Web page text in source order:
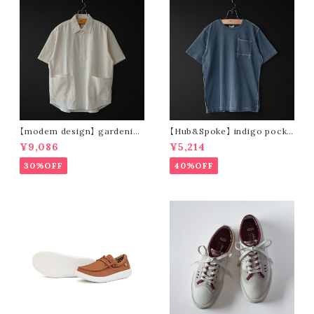
【modem design】 gardenin
g s/s shirt (sand)
¥9,086
30%OFF
【Hub&Spoke】 indigo pocke
t t-shirt (light indigo)
¥5,214
40%OFF